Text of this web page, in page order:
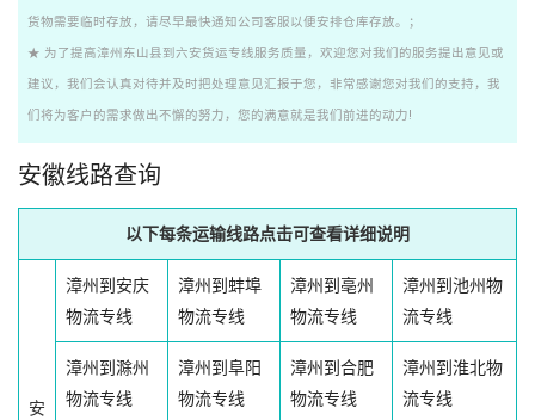
货物需要临时存放，请尽早最快通知公司客服以便安排仓库存放。；
★ 为了提高漳州东山县到六安货运专线服务质量，欢迎您对我们的服务提出意见或
建议，我们会认真对待并及时把处理意见汇报于您，非常感谢您对我们的支持，我
们将为客户的需求做出不懈的努力，您的满意就是我们前进的动力!
安徽线路查询
以下每条运输线路点击可查看详细说明
安
漳州到安庆
物流专线
漳州到蚌埠
物流专线
漳州到亳州
物流专线
漳州到池州物
流专线
漳州到滁州
物流专线
漳州到阜阳
物流专线
漳州到合肥
物流专线
漳州到淮北物
流专线